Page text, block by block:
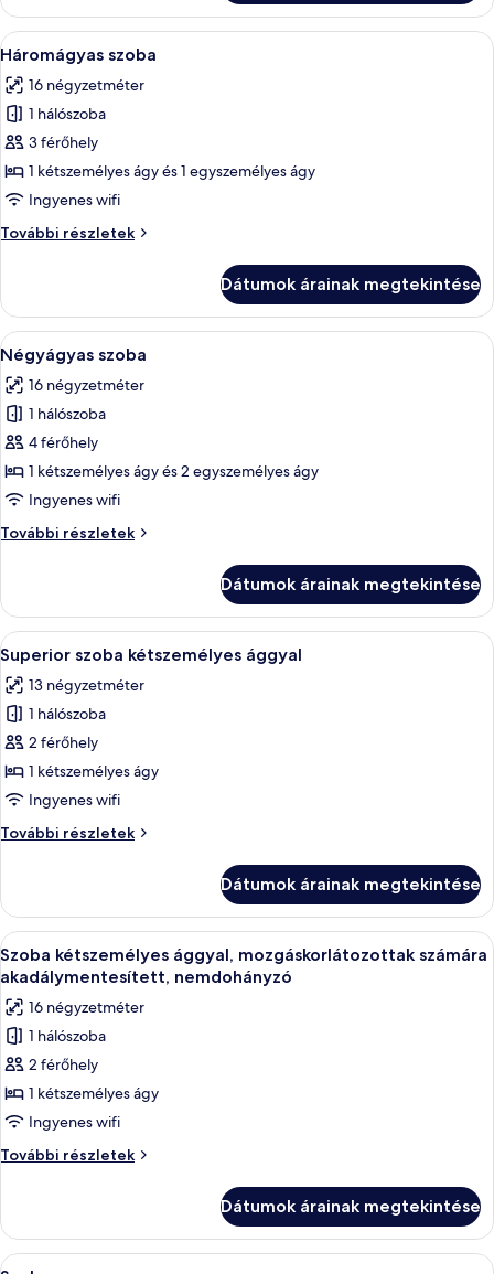
további
részletei
A
következő
szoba
összes
képének
megtekintése:
Háromágyas
Egy szállodai szoba, amelyben egy
11
Háromágyas szoba
16 négyzetméter
1 hálószoba
3 férőhely
1 kétszemélyes ágy és 1 egyszemélyes ágy
Ingyenes wifi
További részletek
Háromágyas
Dátumok árainak megtekintése
A
következő
szoba
összes
képének
megtekintése:
Négyágyas
Négyágyas szoba | Prémium
13
Négyágyas szoba
16 négyzetméter
1 hálószoba
4 férőhely
1 kétszemélyes ágy és 2 egyszemélyes ágy
Ingyenes wifi
További részletek
Négyágyas
Dátumok árainak megtekintése
A
következő
szoba
összes
képének
megtekintése:
Superior
kétszemélyes
Egy szállodai szoba, amelyben egy
18
Superior szoba kétszemélyes ággyal
13 négyzetméter
1 hálószoba
2 férőhely
1 kétszemélyes ágy
Ingyenes wifi
További részletek
Superior
további
részletei
Dátumok árainak megtekintése
A
következő
szoba
összes
képének
megtekintése:
Szoba
kétszemélyes
ággyal,
mozgáskorlátozottak
akadálymentesített,
nemdohányzó
Egy szállodai szoba, amelyben egy
14
Szoba kétszemélyes ággyal, mozgáskorlátozottak számára
akadálymentesített, nemdohányzó
16 négyzetméter
1 hálószoba
2 férőhely
1 kétszemélyes ágy
Ingyenes wifi
További részletek
Szoba
számára
akadálymentesített,
Dátumok árainak megtekintése
A Egy szállodai szoba, amelyben